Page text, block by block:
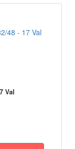
Val